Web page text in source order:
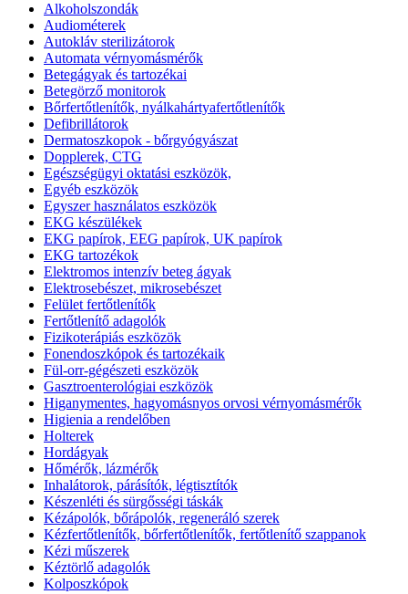
Alkoholszondák
Audiométerek
Autokláv sterilizátorok
Automata vérnyomásmérők
Betegágyak és tartozékai
Betegörző monitorok
Bőrfertőtlenítők, nyálkahártyafertőtlenítők
Defibrillátorok
Dermatoszkopok - bőrgyógyászat
Dopplerek, CTG
Egészségügyi oktatási eszközök,
Egyéb eszközök
Egyszer használatos eszközök
EKG készülékek
EKG papírok, EEG papírok, UK papírok
EKG tartozékok
Elektromos intenzív beteg ágyak
Elektrosebészet, mikrosebészet
Felület fertőtlenítők
Fertőtlenítő adagolók
Fizikoterápiás eszközök
Fonendoszkópok és tartozékaik
Fül-orr-gégészeti eszközök
Gasztroenterológiai eszközök
Higanymentes, hagyomásnyos orvosi vérnyomásmérők
Higienia a rendelőben
Holterek
Hordágyak
Hőmérők, lázmérők
Inhalátorok, párásítók, légtisztítók
Készenléti és sürgősségi táskák
Kézápolók, bőrápolók, regeneráló szerek
Kézfertőtlenítők, bőrfertőtlenítők, fertőtlenítő szappanok
Kézi műszerek
Kéztörlő adagolók
Kolposzkópok